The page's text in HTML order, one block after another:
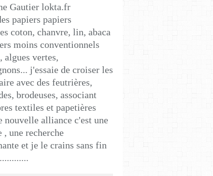
papiers papiers
coton, chanvre, lin, abaca
moins conventionnels
algues vertes,
j'essaie de croiser les
avec des feutrières,
brodeuses, associant
textiles et papetières
nouvelle alliance c'est une
, une recherche
et je le crains sans fin